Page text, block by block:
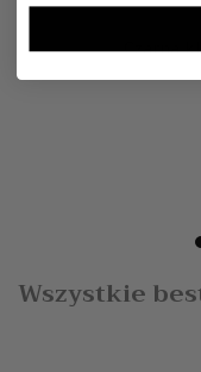
Czarna
Wszystkie